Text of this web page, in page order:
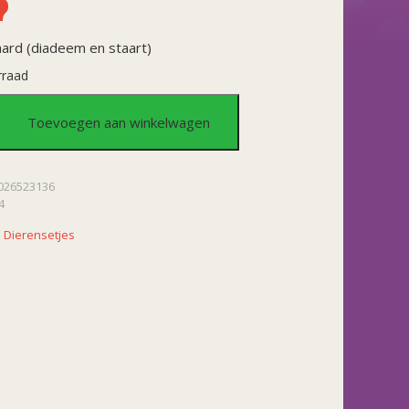
(diadeem en staart)
Toevoegen aan winkelwagen
Dierensetjes